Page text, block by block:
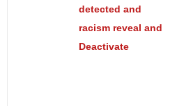
detected and
racism reveal and
Deactivate